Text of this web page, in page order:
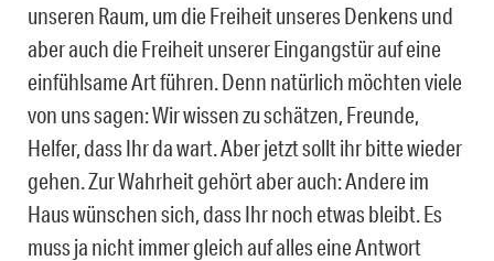
unseren Raum, um die Freiheit unseres Denkens und
aber auch die Freiheit unserer Eingangstür auf eine
einfühlsame Art führen. Denn natürlich möchten viele
von uns sagen: Wir wissen zu schätzen, Freunde,
Helfer, dass Ihr da wart. Aber jetzt sollt ihr bitte wieder
gehen. Zur Wahrheit gehört aber auch: Andere im
Haus wünschen sich, dass Ihr noch etwas bleibt. Es
muss ja nicht immer gleich auf alles eine Antwort